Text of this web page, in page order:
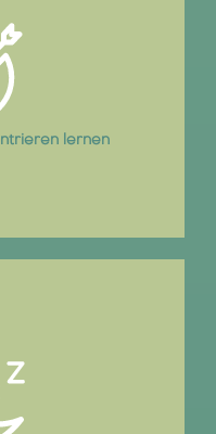
lernen
Konzentration und hilft
„ignorieren“.
Einschlafen und
loszulassen.